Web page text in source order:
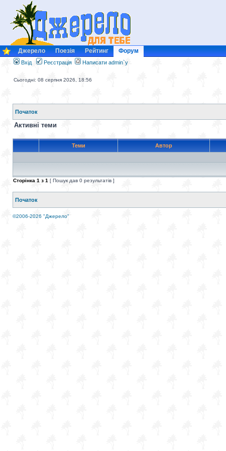
Джерело Поезія Рейтинг Форум
Вхід Реєстрація Написати admin`у
Сьогодні: 08 серпня 2026, 18:56
Початок
Активні теми
Теми Автор
Сторінка 1 з 1 [ Пошук дав 0 результатів ]
Початок
©2006-2026 "Джерело"